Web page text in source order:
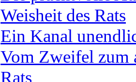
Weisheit des Rats
Ein Kanal
Vom Zweifel zum
Rats